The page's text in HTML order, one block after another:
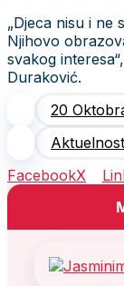
„Djeca nisu i ne
Njihovo
svakog
Duraković.
20
FacebookX